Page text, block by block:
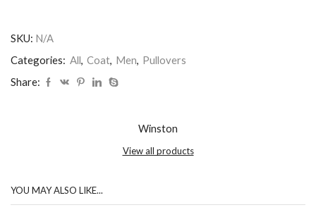
SKU: N/A
Categories: All Coat Men Pullovers
Share:
Winston
View all products
YOU MAY ALSO LIKE...